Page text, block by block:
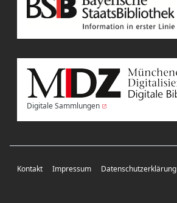
Digitale Sammlungen
Kontakt Impressum Datenschutzerklärung